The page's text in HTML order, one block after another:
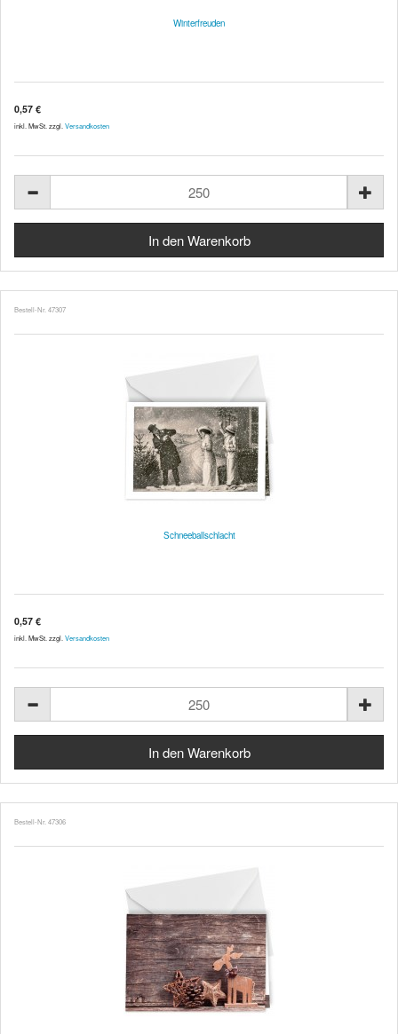
Winterfreuden
0,57 €
inkl. MwSt. zzgl. Versandkosten
Bestell-Nr. 47307
Schneeballschlacht
0,57 €
inkl. MwSt. zzgl. Versandkosten
Bestell-Nr. 47306